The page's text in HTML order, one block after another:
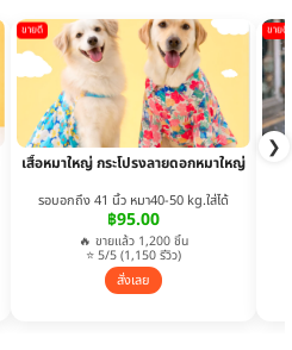
❯
ขายดี
เสื้อหมาใหญ่ กระโปรงลายดอกหมาใหญ่
รอบอกถึง 41 นิ้ว หมา40-50 kg.ใส่ได้
฿95.00
🔥 ขายแล้ว 1,200 ชิ้น
⭐ 5/5 (1,150 รีวิว)
สั่งเลย
ขายดี